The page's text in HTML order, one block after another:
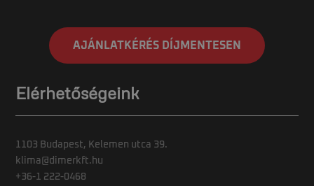
AJÁNLATKÉRÉS DÍJMENTESEN
Elérhetőségeink
1103 Budapest, Kelemen utca 39.
klima@dimerkft.hu
+36-1 222-0468